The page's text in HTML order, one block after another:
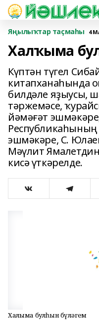
Яңылыҡтар таҫмаһы 4
Халҡыма
Күптән түгел
китапханаһында
билдәле яҙыусы,
тәржемәсе,
йәмәғәт
Республикаһының
эшмәкәре, С.
Мәүлит
кисә үткәрелде.
Халҡыма булһын бүләгем